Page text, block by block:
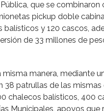
que se
pickup doble
y 120 cascos,
de 33 millones de
manera, mediante
38 patrullas de las
chalecos balísticos, 400
Municipales, apoyos que